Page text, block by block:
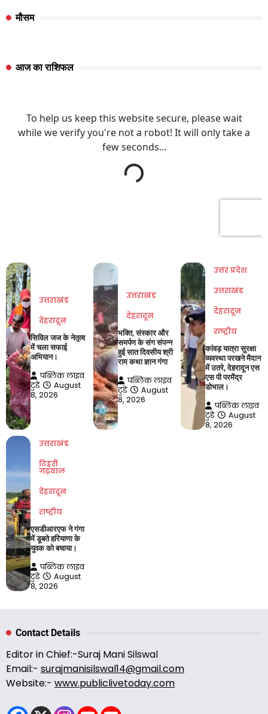
मौसम
आज का राशिफल
उत्तराखंड
देहरादून
सिविल जज के नेतृत्व
में चला सफाई
अभियान।
पब्लिक लाइव
टुडे
August
8, 2026
उत्तराखंड
देहरादून
भक्ति, संस्कार और
समर्पण के संग संपन्न
हुई सात दिवसीय श्री
राम कथा ज्ञान गंगा
पब्लिक लाइव
टुडे
August
8, 2026
उत्तर प्रदेश
उत्तराखंड
देहरादून
राष्ट्रीय
कांवड़ यात्रा सुरक्षा
व्यवस्था परखने मैदान
में उतरे, देहरादून एस
एस पी परमेंद्र
डोभाल।
पब्लिक लाइव
टुडे
August
8, 2026
उत्तराखंड
टिहरी
गढ़वाल
देहरादून
राष्ट्रीय
एसडीआरएफ ने गंगा
में डूबते हरियाणा के
युवक को बचाया।
पब्लिक लाइव
टुडे
August
8, 2026
Contact Details
Editor in Chief:-Suraj Mani Silswal
Email:- surajmanisilswal14@gmail.com
Website:- www.publiclivetoday.com